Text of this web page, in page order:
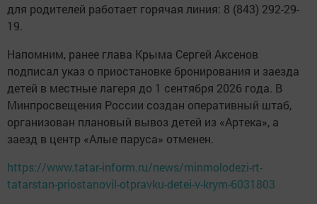
для родителей работает горячая линия: 8 (843) 292-29-
19.
Напомним, ранее глава Крыма Сергей Аксенов
подписал указ о приостановке бронирования и заезда
детей в местные лагеря до 1 сентября 2026 года. В
Минпросвещения России создан оперативный штаб,
организован плановый вывоз детей из «Артека», а
заезд в центр «Алые паруса» отменен.
https://www.tatar-inform.ru/news/minmolodezi-rt-
tatarstan-priostanovil-otpravku-detei-v-krym-6031803